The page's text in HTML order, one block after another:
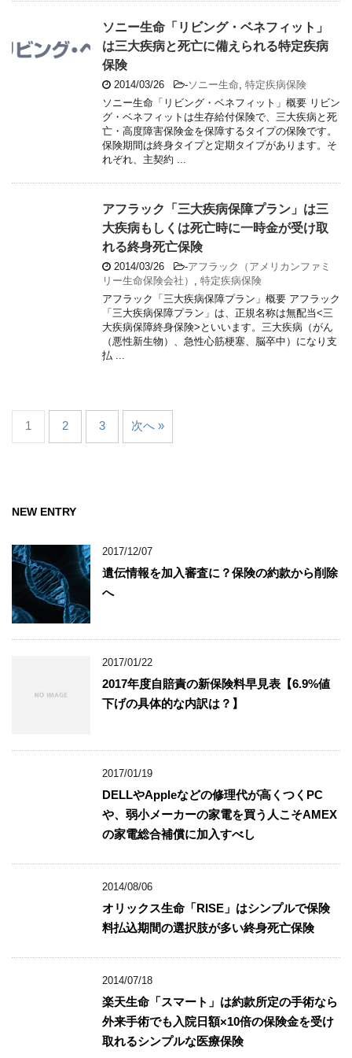
ソニー生命「リビング・ベネフィット」
は三大疾病と死亡に備えられる特定疾病
保険
2014/03/26 -ソニー生命 特定疾病保険
ソニー生命「リビング・ベネフィット」概要 リビン
グ・ベネフィットは生存給付保険で、三大疾病と死
亡・高度障害保険金を保障するタイプの保険です。
保険期間は終身タイプと定期タイプがあります。そ
れぞれ、主契約 ...
アフラック「三大疾病保障プラン」は三
大疾病もしくは死亡時に一時金が受け取
れる終身死亡保険
2014/03/26 -アフラック（アメリカンファミ
リー生命保険会社）
特定疾病保険
アフラック「三大疾病保障プラン」概要 アフラック
「三大疾病保障プラン」は、正規名称は無配当<三
大疾病保障終身保険>といいます。三大疾病（がん
（悪性新生物）、急性心筋梗塞、脳卒中）になり支
払 ...
1 2 3 次へ »
NEW ENTRY
2017/12/07
遺伝情報を加入審査に？保険の約款から削除
へ
2017/01/22
2017年度自賠責の新保険料早見表【6.9%値
下げの具体的な内訳は？】
2017/01/19
DELLやAppleなどの修理代が高くつくPC
や、弱小メーカーの家電を買う人こそAMEX
の家電総合補償に加入すべし
2014/08/06
オリックス生命「RISE」はシンプルで保険
料払込期間の選択肢が多い終身死亡保険
2014/07/18
楽天生命「スマート」は約款所定の手術なら
外来手術でも入院日額×10倍の保険金を受け
取れるシンプルな医療保険